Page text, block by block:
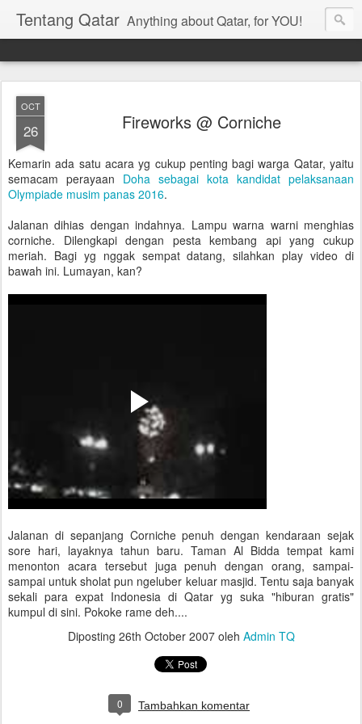
Tentang Qatar Anything about Qatar, for YOU!
OCT
26 Fireworks @ Corniche
Kemarin ada satu acara yg cukup penting bagi warga Qatar, yaitu
semacam perayaan Doha sebagai kota kandidat pelaksanaan
Olympiade musim panas 2016.
Jalanan dihias dengan indahnya. Lampu warna warni menghias
corniche. Dilengkapi dengan pesta kembang api yang cukup
meriah. Bagi yg nggak sempat datang, silahkan play video di
bawah ini. Lumayan, kan?
Jalanan di sepanjang Corniche penuh dengan kendaraan sejak
sore hari, layaknya tahun baru. Taman Al Bidda tempat kami
menonton acara tersebut juga penuh dengan orang, sampai-
sampai untuk sholat pun ngeluber keluar masjid. Tentu saja banyak
sekali para expat Indonesia di Qatar yg suka "hiburan gratis"
kumpul di sini. Pokoke rame deh....
Diposting 26th October 2007oleh Admin TQ
0 Tambahkan komentar